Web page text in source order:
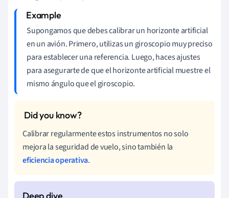
Supongamos que debes calibrar un horizonte artificial
en un avión. Primero, utilizas un giroscopio muy preciso
para establecer una referencia. Luego, haces ajustes
para asegurarte de que el horizonte artificial muestre el
mismo ángulo que el giroscopio.
Calibrar regularmente estos instrumentos no solo
mejora la seguridad de vuelo, sino también la
eficiencia operativa.